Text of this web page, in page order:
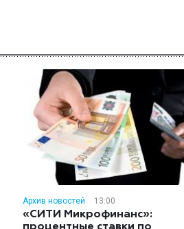
Архив новостей 13:00
«СИТИ Микрофинанс»: